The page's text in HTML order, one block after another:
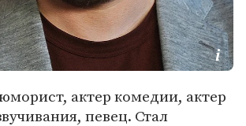
актер комедии, актер
певец. Стал